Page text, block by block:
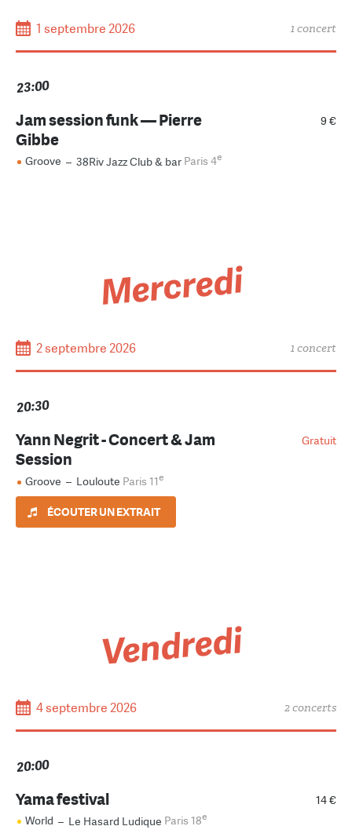
1 septembre 2026 1 concert
23:00
9 €
Jam session funk — Pierre
Gibbe
Groove – 38Riv Jazz Club & bar Paris 4e
Mercredi
2 septembre 2026 1 concert
20:30
Gratuit
Yann Negrit - Concert & Jam
Session
Groove – Louloute Paris 11e
ÉCOUTER UN EXTRAIT
Vendredi
4 septembre 2026 2 concerts
20:00
14 €
Yama festival
World – Le Hasard Ludique Paris 18e